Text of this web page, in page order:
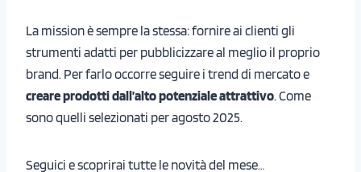
La mission è sempre la stessa: fornire ai clienti gli
strumenti adatti per pubblicizzare al meglio il proprio
brand. Per farlo occorre seguire i trend di mercato e
creare prodotti dall’alto potenziale attrattivo. Come
sono quelli selezionati per agosto 2025.
Seguici e scoprirai tutte le novità del mese…